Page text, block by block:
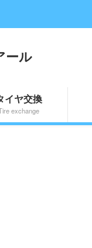
ール
イヤ交換
exchange